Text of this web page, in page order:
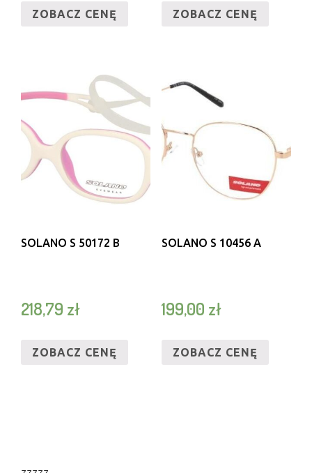
ZOBACZ CENĘ ZOBACZ CENĘ
SOLANO S 50172 B
218,79 zł
ZOBACZ CENĘ
SOLANO S 10456 A
199,00 zł
ZOBACZ CENĘ